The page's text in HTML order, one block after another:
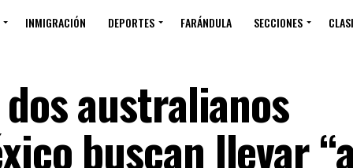
INMIGRACIÓN DEPORTES FARÁNDULA SECCIONES
australianos
buscan llevar